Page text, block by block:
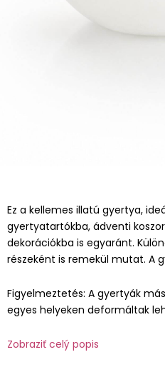
Ez a kellemes illatú gyertya,
gyertyatartókba, ádventi
dekorációkba is egyaránt.
részeként is remekül mutat. A
Figyelmeztetés: A gyertyák
egyes helyeken deformáltak
Zobraziť celý popis